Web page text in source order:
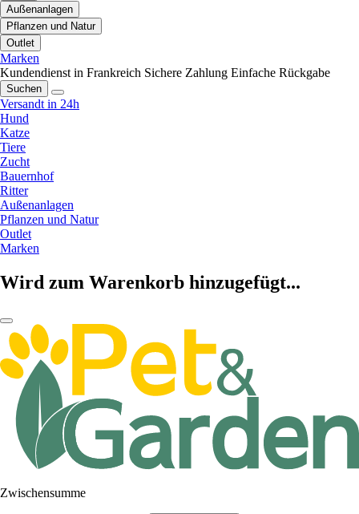
Außenanlagen
Pflanzen und Natur
Outlet
Marken
Kundendienst in Frankreich Sichere Zahlung Einfache Rückgabe
Suchen
Versandt in 24h
Hund
Katze
Tiere
Zucht
Bauernhof
Ritter
Außenanlagen
Pflanzen und Natur
Outlet
Marken
Wird zum Warenkorb hinzugefügt...
Zwischensumme